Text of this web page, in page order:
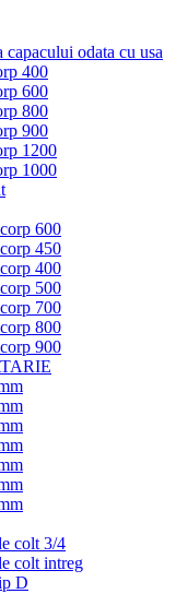
capacului odata cu usa
400
600
800
900
1200
1000
600
450
400
500
700
800
900
colt 3/4
colt intreg
D